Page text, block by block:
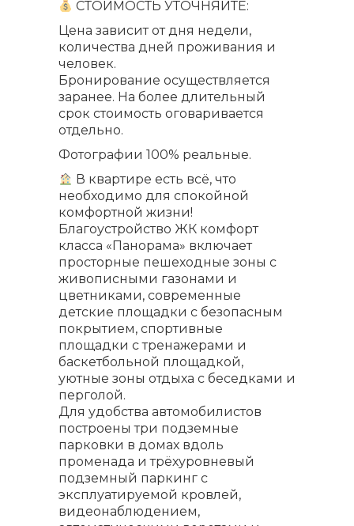
СТОИМОСТЬ УТОЧНЯЙТЕ:
Цена зависит от дня недели,
количества дней проживания и
человек.
Бронирование осуществляется
заранее. На более длительный
срок стоимость оговаривается
отдельно.
Фотографии 100% реальные.
В квартире есть всё, что
необходимо для спокойной
комфортной жизни!
Благоустройство ЖК комфорт
класса «Панорама» включает
просторные пешеходные зоны с
живописными газонами и
цветниками, современные
детские площадки с безопасным
покрытием, спортивные
площадки с тренажерами и
баскетбольной площадкой,
уютные зоны отдыха с беседками и
перголой.
Для удобства автомобилистов
построены три подземные
парковки в домах вдоль
променада и трёхуровневый
подземный паркинг с
эксплуатируемой кровлей,
видеонаблюдением,